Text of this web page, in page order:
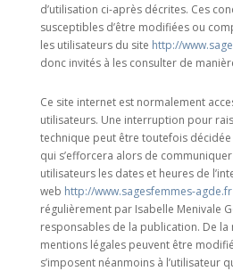
d’utilisation ci-après décrites. Ces
susceptibles d’être modifiées ou
les utilisateurs du site http://
donc invités à les consulter de
Ce site internet est normalement
utilisateurs. Une interruption pour
technique peut être toutefois
qui s’efforcera alors de
utilisateurs les dates et heures de
web http://www.sagesfemmes-agde.fr
régulièrement par Isabelle Menivale
responsables de la publication. De la
mentions légales peuvent être
s’imposent néanmoins à l’utilisateur